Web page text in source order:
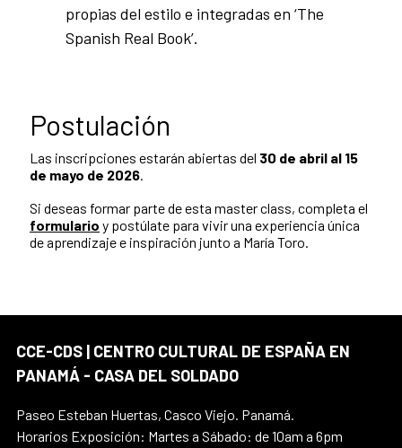
propias del estilo e integradas en ‘The
Spanish Real Book’.
Postulación
Las inscripciones estarán abiertas del 30 de abril al 15
de mayo de 2026.
Si deseas formar parte de esta master class, completa el
formulario y postúlate para vivir una experiencia única
de aprendizaje e inspiración junto a María Toro.
CCE-CDS | CENTRO CULTURAL DE ESPAÑA EN
PANAMÁ - CASA DEL SOLDADO
Paseo Esteban Huertas, Casco Viejo. Panamá.
Horarios Exposición: Martes a Sábado: de 10am a 6pm